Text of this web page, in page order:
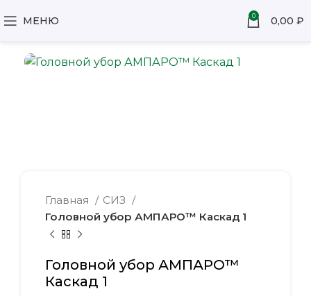
МЕНЮ 0 0,00 ₽
Главная
СИЗ
Головной убор АМПАРО™ Каскад 1
Головной убор АМПАРО™
Каскад 1